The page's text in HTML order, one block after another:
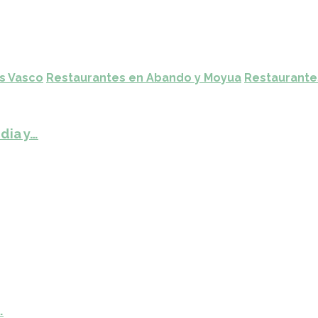
Vasco Restaurantes en Abando y Moyua
y…